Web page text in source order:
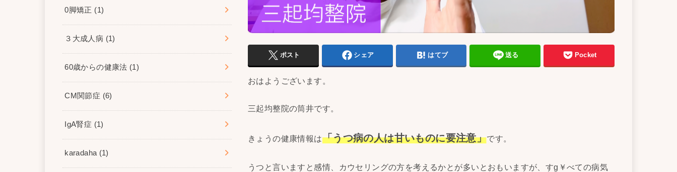
ポスト シェア はてブ 送る Pocket
おはようございます。
三起均整院の筒井です。
きょうの健康情報は「うつ病の人は甘いものに要注意」です。
うつと言いますと感情、カウセリングの方を考えるかとが多いとおもいますが、すg￥べての病気
0脚矯正 (1)
３大成人病 (1)
60歳からの健康法 (1)
CM関節症 (6)
IgA腎症 (1)
karadaha (1)